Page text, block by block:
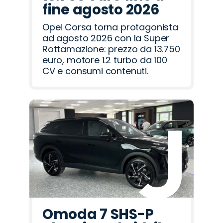
fine agosto 2026
Opel Corsa torna protagonista
ad agosto 2026 con la Super
Rottamazione: prezzo da 13.750
euro, motore 1.2 turbo da 100
CV e consumi contenuti.
Omoda 7 SHS-P